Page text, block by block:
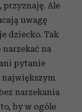
przyznaję. Ale
uwagę
dziecko. Tak
na
pytanie
największym
narzekania
by w ogóle